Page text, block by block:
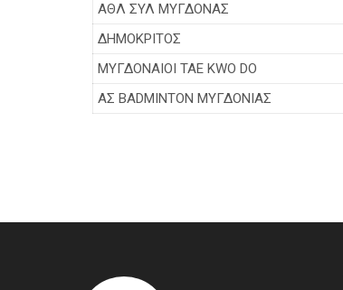
ΑΘΛ ΣΥΛ ΜΥΓΔΟΝΑΣ
ΔΗΜΟΚΡΙΤΟΣ
ΜΥΓΔΟΝΑΙΟΙ TAE KWO DO
ΑΣ BADMINTON ΜΥΓΔΟΝΙΑΣ